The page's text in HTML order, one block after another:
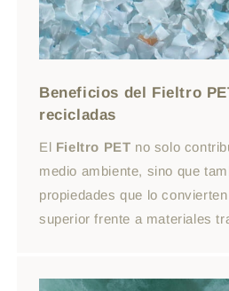
Beneficios del Fieltro
recicladas
El Fieltro PET no solo
medio ambiente, sino que
propiedades que lo
superior frente a materiales